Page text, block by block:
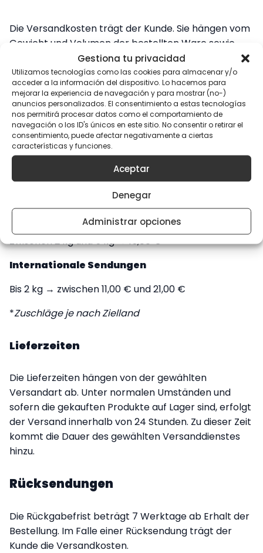
Gestiona tu privacidad
Utilizamos tecnologías como las cookies para almacenar y/o
acceder a la información del dispositivo. Lo hacemos para
mejorar la experiencia de navegación y para mostrar (no-)
anuncios personalizados. El consentimiento a estas tecnologías
nos permitirá procesar datos como el comportamiento de
navegación o los ID's únicos en este sitio. No consentir o retirar el
consentimiento, puede afectar negativamente a ciertas
características y funciones.
Aceptar
Denegar
Administrar opciones
Die Versandkosten trägt der Kunde. Sie hängen vom
Gewicht und Volumen der bestellten Ware sowie
von der gewählten Zahlungsart ab.
Inländische Express-Sendungen (Lieferung
24h–48h)
Bis 2 kg → 6,00 €
Zwischen 2 kg und 5 kg → 9,00 €
Sendungen auf die Balearen
Bis 2 kg → 9,00 €
Zwischen 2 kg und 5 kg → 15,00 €
Internationale Sendungen
Bis 2 kg → zwischen 11,00 € und 21,00 €
*Zuschläge je nach Zielland
Lieferzeiten
Die Lieferzeiten hängen von der gewählten
Versandart ab. Unter normalen Umständen und
sofern die gekauften Produkte auf Lager sind, erfolgt
der Versand innerhalb von 24 Stunden. Zu dieser Zeit
kommt die Dauer des gewählten Versanddienstes
hinzu.
Rücksendungen
Die Rückgabefrist beträgt 7 Werktage ab Erhalt der
Bestellung. Im Falle einer Rücksendung trägt der
Kunde die Versandkosten.